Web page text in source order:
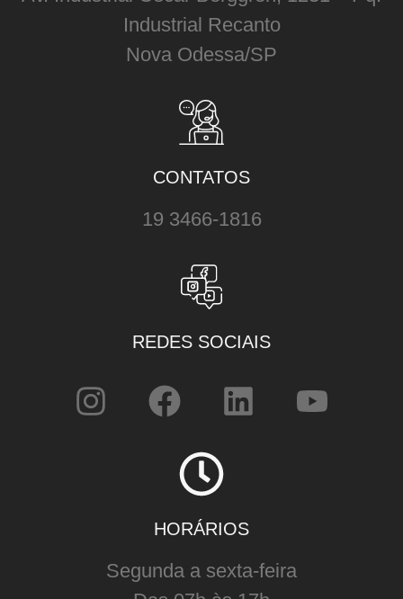
Industrial Recanto
Nova Odessa/SP
CONTATOS
19 3466-1816
REDES SOCIAIS
HORÁRIOS
Segunda a sexta-feira